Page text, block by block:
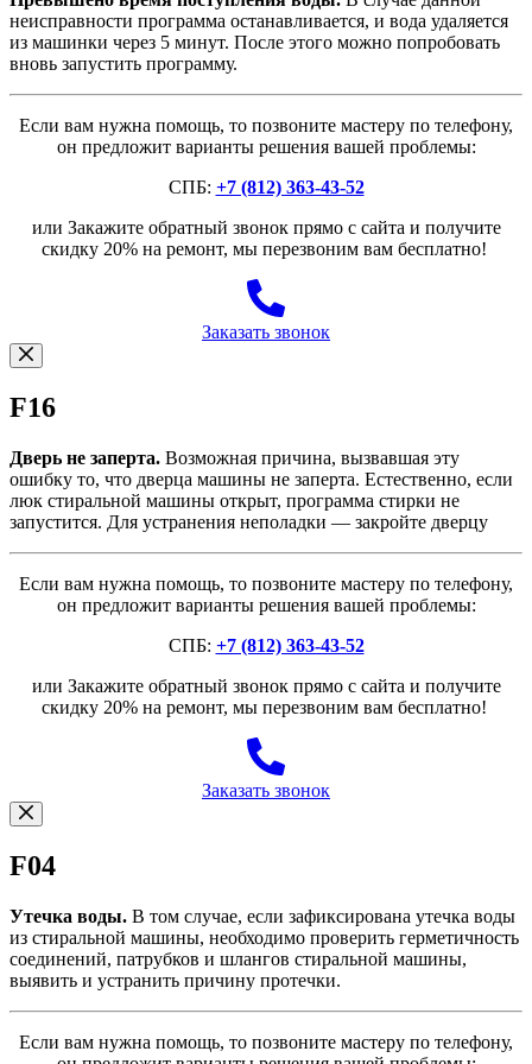
неисправности программа останавливается, и вода удаляется
из машинки через 5 минут. После этого можно попробовать
вновь запустить программу.
Если вам нужна помощь, то позвоните мастеру по телефону,
он предложит варианты решения вашей проблемы:
СПБ: +7 (812) 363-43-52
или Закажите обратный звонок прямо с сайта и получите
скидку 20% на ремонт, мы перезвоним вам бесплатно!
Заказать звонок
F16
Дверь не заперта. Возможная причина, вызвавшая эту
ошибку то, что дверца машины не заперта. Естественно, если
люк стиральной машины открыт, программа стирки не
запустится. Для устранения неполадки — закройте дверцу
Если вам нужна помощь, то позвоните мастеру по телефону,
он предложит варианты решения вашей проблемы:
СПБ: +7 (812) 363-43-52
или Закажите обратный звонок прямо с сайта и получите
скидку 20% на ремонт, мы перезвоним вам бесплатно!
Заказать звонок
F04
Утечка воды. В том случае, если зафиксирована утечка воды
из стиральной машины, необходимо проверить герметичность
соединений, патрубков и шлангов стиральной машины,
выявить и устранить причину протечки.
Если вам нужна помощь, то позвоните мастеру по телефону,